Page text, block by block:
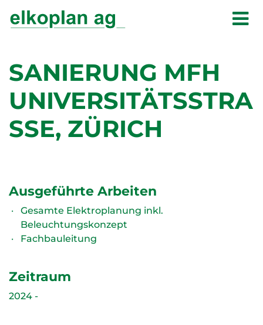
SANIERUNG MFH
UNIVERSITÄTSSTRA
SSE, ZÜRICH
Ausgeführte Arbeiten
Gesamte Elektroplanung inkl.
Beleuchtungskonzept
Fachbauleitung
Zeitraum
2024 -